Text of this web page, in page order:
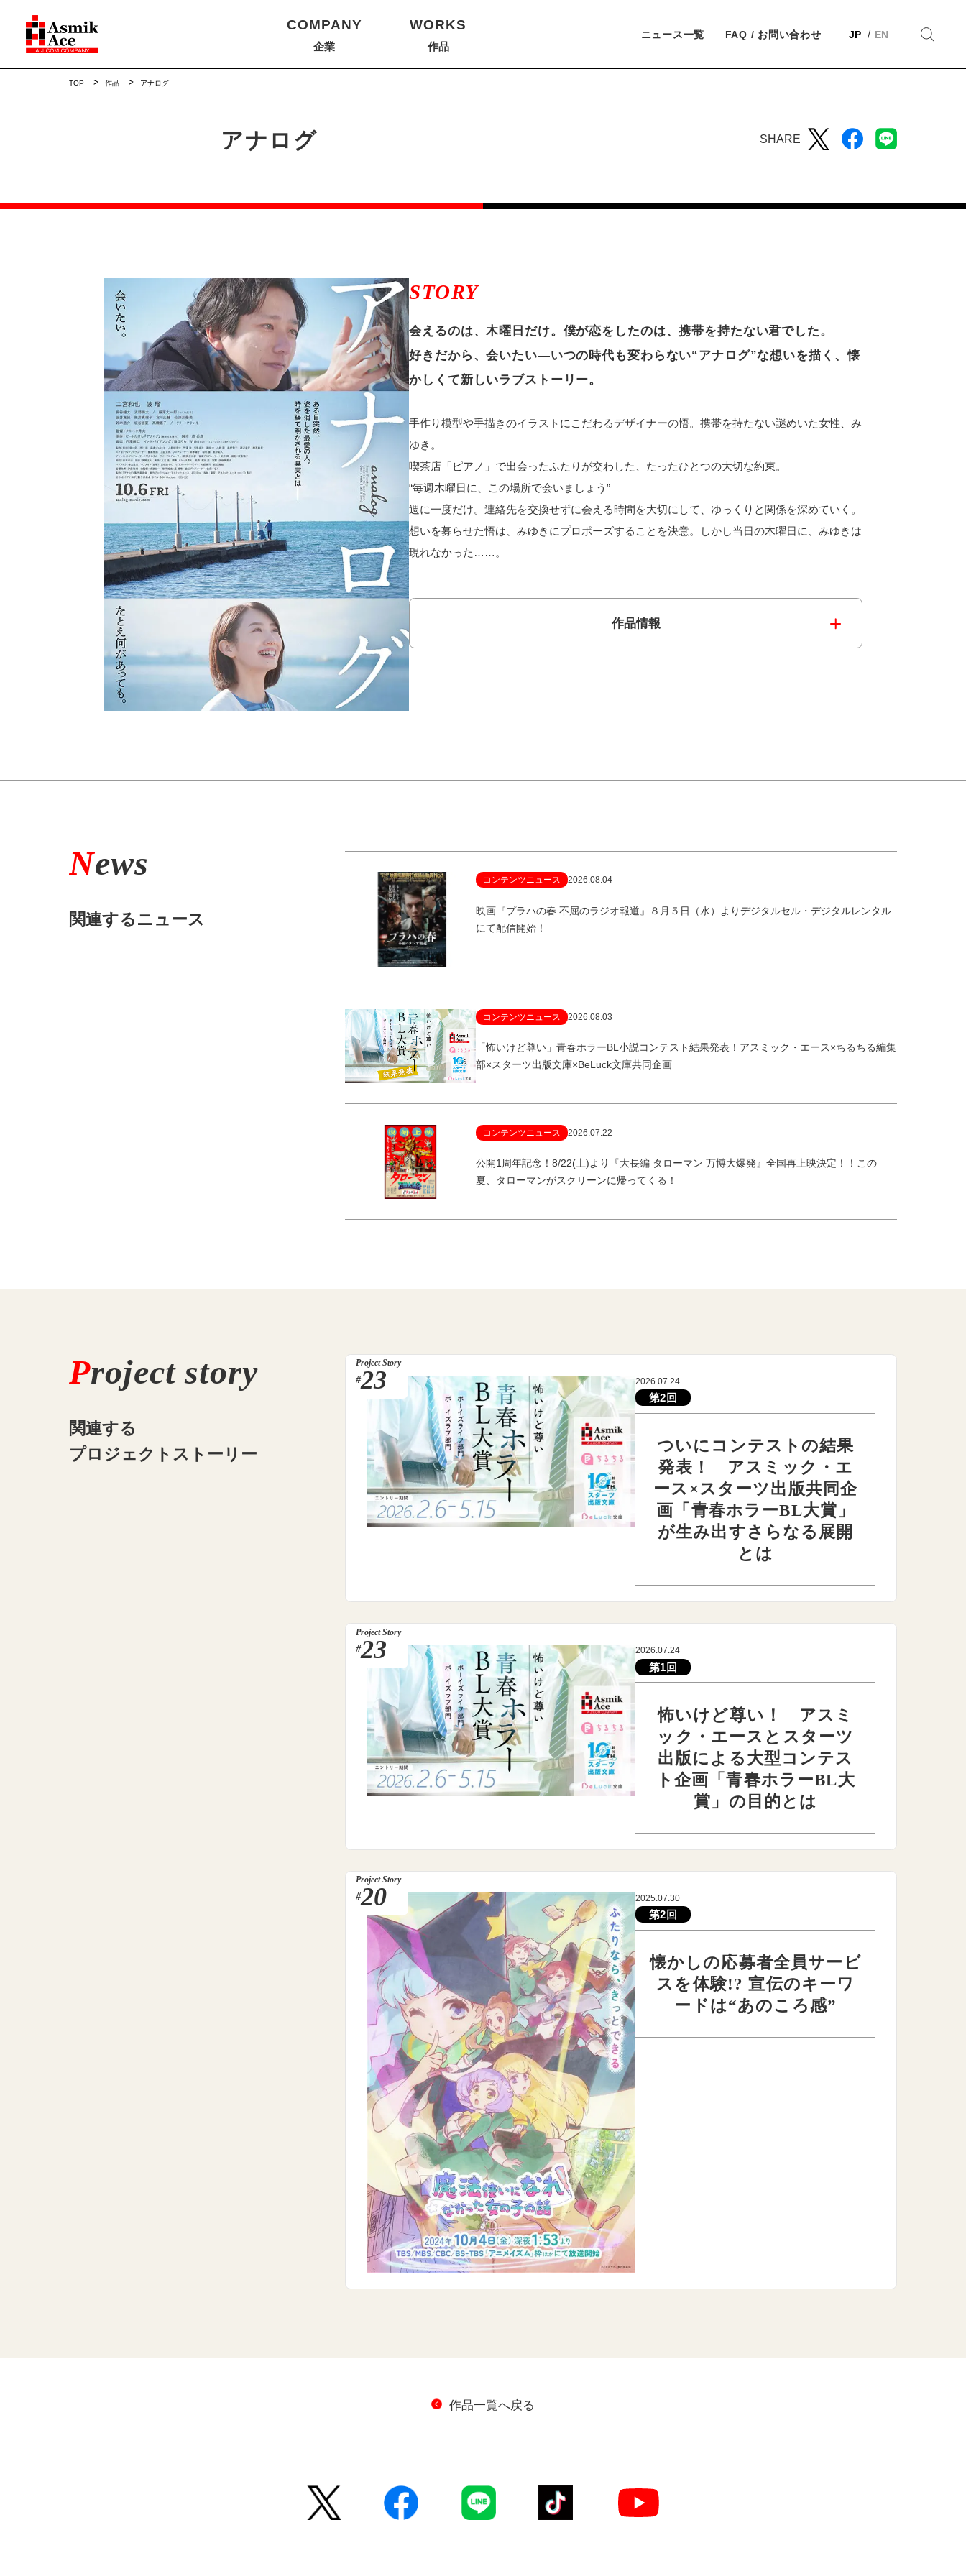
COMPANY
企業
WORKS
作品
ニュース一覧 FAQ / お問い合わせ JP EN
TOP 作品 アナログ
アナログ SHARE
STORY
会えるのは、木曜日だけ。僕が恋をしたのは、携帯を持たない君でした。
好きだから、会いたい―いつの時代も変わらない“アナログ”な想いを描く、懐
かしくて新しいラブストーリー。
手作り模型や手描きのイラストにこだわるデザイナーの悟。携帯を持たない謎めいた女性、み
ゆき。
喫茶店「ピアノ」で出会ったふたりが交わした、たったひとつの大切な約束。
“毎週木曜日に、この場所で会いましょう”
週に一度だけ。連絡先を交換せずに会える時間を大切にして、ゆっくりと関係を深めていく。
想いを募らせた悟は、みゆきにプロポーズすることを決意。しかし当日の木曜日に、みゆきは
現れなかった……。
作品情報
News
関連するニュース
コンテンツニュース 2026.08.04
映画『プラハの春 不屈のラジオ報道』８月５日（水）よりデジタルセル・デジタルレンタル
にて配信開始！
コンテンツニュース 2026.08.03
「怖いけど尊い」青春ホラーBL小説コンテスト結果発表！アスミック・エース×ちるちる編集
部×スターツ出版文庫×BeLuck文庫共同企画
コンテンツニュース 2026.07.22
公開1周年記念！8/22(土)より『大長編 タローマン 万博大爆発』全国再上映決定！！この
夏、タローマンがスクリーンに帰ってくる！
Project story
関連する
プロジェクトストーリー
Project Story
#23 2026.07.24
第2回
ついにコンテストの結果
発表！ アスミック・エ
ース×スターツ出版共同企
画「青春ホラーBL大賞」
が生み出すさらなる展開
とは
Project Story
#23 2026.07.24
第1回
怖いけど尊い！ アスミ
ック・エースとスターツ
出版による大型コンテス
ト企画「青春ホラーBL大
賞」の目的とは
Project Story
#20 2025.07.30
第2回
懐かしの応募者全員サービ
スを体験!? 宣伝のキーワ
ードは“あのころ感”
作品一覧へ戻る